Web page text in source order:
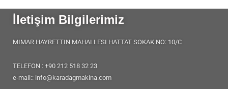
İletişim Bilgilerimiz
MIMAR HAYRETTIN MAHALLESI HATTAT SOKAK NO: 10/C
TELEFON : +90 212 518 32 23
e-mail:: info@karadagmakina.com